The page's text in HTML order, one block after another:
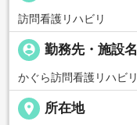
訪問看護リハビリ
person_pin 勤務先・施設名
かぐら訪問看護リハビリ
place 所在地